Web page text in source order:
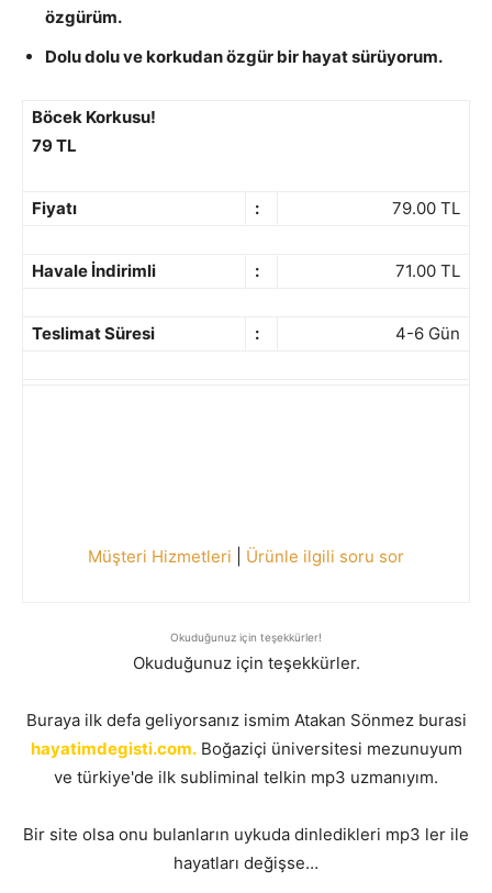
özgürüm.
Dolu dolu ve korkudan özgür bir hayat sürüyorum.
Böcek Korkusu!
79 TL
Fiyatı : 79.00 TL
Havale İndirimli : 71.00 TL
Teslimat Süresi : 4-6 Gün
Müşteri Hizmetleri Ürünle ilgili soru sor
Okuduğunuz için teşekkürler!
Okuduğunuz için teşekkürler.
Buraya ilk defa geliyorsanız ismim Atakan Sönmez burasi
hayatimdegisti.com.Boğaziçi üniversitesi mezunuyum
ve türkiye'de ilk subliminal telkin mp3 uzmanıyım.
Bir site olsa onu bulanların uykuda dinledikleri mp3 ler ile
hayatları değişse…